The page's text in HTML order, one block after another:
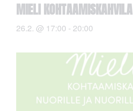
MIELI KOHTAAMISKAHVILA
26.2. @ 17:00 - 20:00